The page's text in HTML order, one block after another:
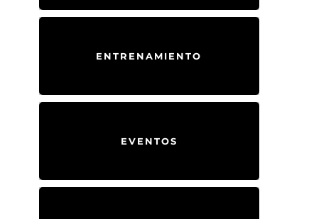
ENTRENAMIENTO
EVENTOS